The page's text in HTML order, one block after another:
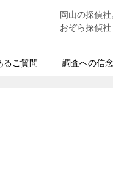
岡山の探偵
おぞら探偵社
るご質問 調査への信念